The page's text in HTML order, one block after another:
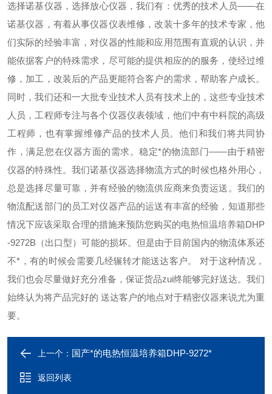
选择诺基仪器 ，选择放心仪器，我们有： 优秀的技术人员——在
诺基仪器 ，有着从事仪器仪表维修，改装十多年的技术专家，他
们实际的经验丰富，对仪器的性能和应用范围有直观的认识，并
能依据客户的特殊需求，尽可能的提供相应的的服务，使经过维
修，加工，改装后的产品更能符合客户的需求，帮助客户成长。
同时，我们还和一大批专业技术人员有技术上的，这些专业技术
人员，工程师专注与各个仪器仪表领域，他们中有中科院的高级
工程师，也有掌握维修产品的技术人员。他们和我们将共同协
作，满足您在仪器方面的需求。 稳定*的物流部门——由于精密
仪器的特殊性。我们诺基仪器选择物流方式的时候也格外用心，
总是选择尽量可靠，并有经验的物流供应商来负责运送。我们的
物流配送部门的员工对仪器产品的运送有丰富的经验，知道那些
情况下应该采取合理的措施来预防您购买的电热恒温培养箱DHP
-9272B（出口型）可能的损坏。但是由于目前国内的物流体系还
不*，有的时候会需要几经辗转才能送达客户。
对于这种情况，
我们也会尽量做好充分准备，保证货品zui终能够完好送达。我们
始终认为将产品完好的 送达客户的地点对于精密仪器来说尤为重
要。
上一个： 国产*的电热恒温培养箱DHP-9272*
返回列表